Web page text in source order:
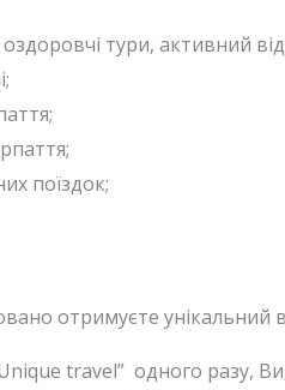
оздоровчі тури, активний
поїздок;
отримуєте унікальний
travel” одного разу,